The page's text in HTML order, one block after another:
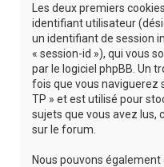
Les deux premiers
identifiant utilisateur
un identifiant de session
« session-id »), qui vous
par le logiciel phpBB. Un
fois que vous naviguerez
TP » et est utilisé pour
sujets que vous avez lus,
sur le forum.
Nous pouvons